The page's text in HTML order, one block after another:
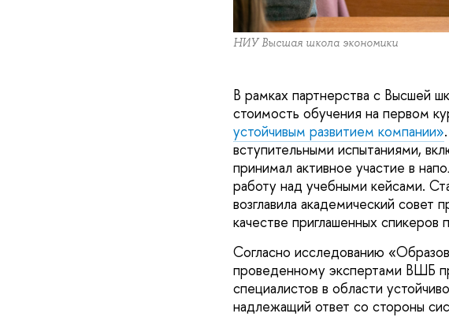
НИУ Высшая школа экономики
В рамках партнерства с
стоимость обучения на первом
устойчивым развитием компании»
вступительными испытаниями,
принимал активное участие в
работу над учебными кейсами.
возглавила академический
качестве приглашенных
Согласно исследованию
проведенному экспертами ВШБ
специалистов в области
надлежащий ответ со стороны